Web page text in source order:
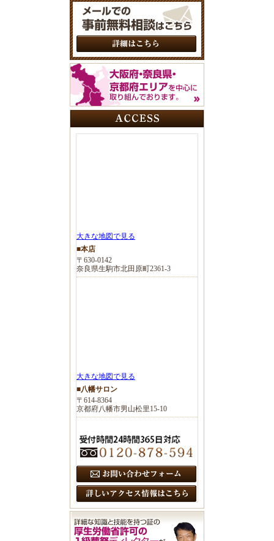
大きな地図で見る
■本店
〒630-0142
奈良県生駒市北田原町2361-3
大きな地図で見る
■八幡サロン
〒614-8364
京都府八幡市男山松里15-10